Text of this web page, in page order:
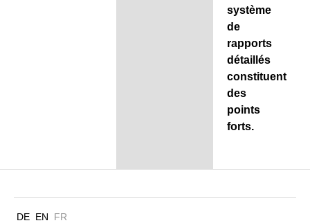
système
de
rapports
détaillés
constituent
des
points
forts.
DE EN FR